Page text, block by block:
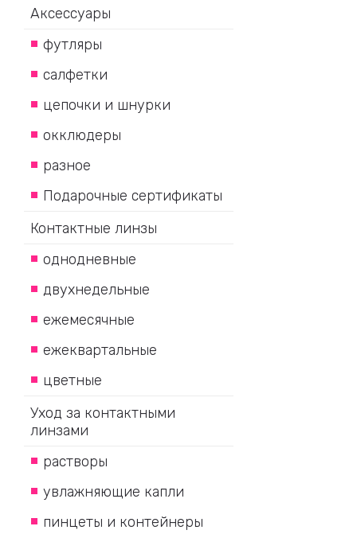
Аксессуары
футляры
салфетки
цепочки и шнурки
окклюдеры
разное
Подарочные сертификаты
Контактные линзы
однодневные
двухнедельные
ежемесячные
ежеквартальные
цветные
Уход за контактными
линзами
растворы
увлажняющие капли
пинцеты и контейнеры